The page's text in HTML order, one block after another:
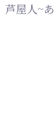
芦屋人~